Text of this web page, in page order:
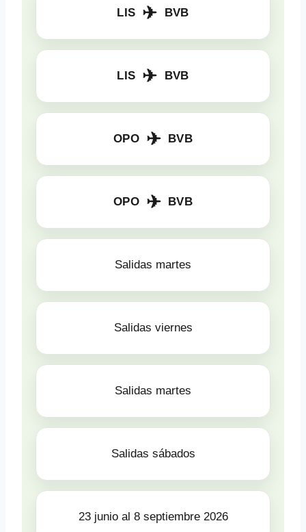
LIS ✈ BVB
LIS ✈ BVB
OPO ✈ BVB
OPO ✈ BVB
Salidas martes
Salidas viernes
Salidas martes
Salidas sábados
23 junio al 8 septiembre 2026